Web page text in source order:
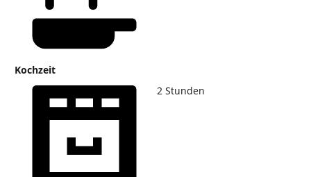
Kochzeit
2 Stunden